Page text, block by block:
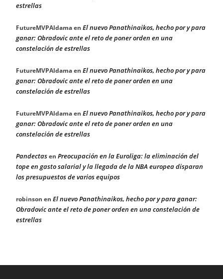
estrellas
FutureMVPAldamaen El nuevo Panathinaikos, hecho por y para
ganar: Obradovic ante el reto de poner orden en una
constelación de estrellas
FutureMVPAldamaen El nuevo Panathinaikos, hecho por y para
ganar: Obradovic ante el reto de poner orden en una
constelación de estrellas
FutureMVPAldamaen El nuevo Panathinaikos, hecho por y para
ganar: Obradovic ante el reto de poner orden en una
constelación de estrellas
Pandectasen Preocupación en la Euroliga: la eliminación del
tope en gasto salarial y la llegada de la NBA europea disparan
los presupuestos de varios equipos
robinson en El nuevo Panathinaikos, hecho por y para ganar:
Obradovic ante el reto de poner orden en una constelación de
estrellas